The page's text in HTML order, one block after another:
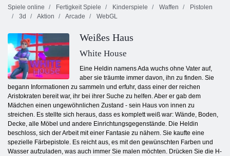
Spiele online
Fertigkeit Spiele Kinderspiele Waffen
Pistolen
3d
Aktion Arcade WebGL
Weißes Haus
White House
Eine Heldin namens Ada wuchs ohne Vater auf,
aber sie träumte immer davon, ihn zu finden. Sie
begann Informationen zu sammeln und erfuhr, dass einer der reichen
Aristokraten bereit war, ihr bei ihrer Suche zu helfen. Aber er gab dem
Mädchen einen ungewöhnlichen Zustand - sein Haus von innen zu
streichen. Es stellte sich heraus, dass es komplett weiß war: Wände, Boden,
Decke, alle Möbel und andere Einrichtungsgegenstände. Die Heldin
beschloss, sich der Arbeit mit einer Fantasie zu nähern. Sie kaufte eine
spezielle Färbepistole. Es reicht aus, es mit den gewünschten Farben und
Wasser aufzuladen, was auch immer Sie malen möchten. Drücken Sie die H-